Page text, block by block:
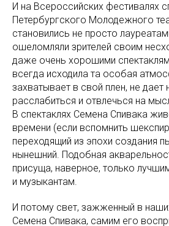
И на Всероссийских фестивалях
Петербургского Молодежного
становились не просто
ошеломляли зрителей своим
даже очень хорошими
всегда исходила та особая
захватывает в свой плен, не дает
расслабиться и отвлечься на
В спектаклях Семена Спивака
времени (если вспомнить
переходящий из эпохи создания
нынешний. Подобная
присуща, наверное, только
и музыкантам.
И потому свет, зажженный в
Семена Спивака, самим его